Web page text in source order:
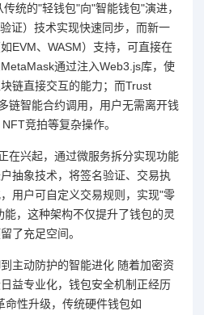
统的"轻钱包"向"智能钱包"演进，
证）技术实现快速同步，而新一
EVM、WASM）支持，可直接在
通过注入Web3.js库，使
链直接交互的能力；而Trust
链智能合约调用，用户无需离开钱
竞拍等复杂操作。
在兴起，通过微服务拆分实现功能
抽象技术，将签名验证、交易执
用户可自定义交易规则，实现"零
，这种架构不仅提升了钱包的灵
了充足空间。
主动防护的智能进化 随着加密资
益专业化，钱包安全机制正经历
命性升级，传统硬件钱包如